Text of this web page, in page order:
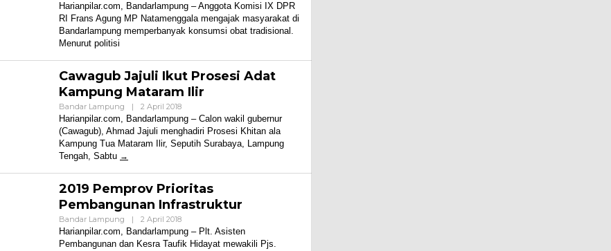
Harian
Pilar
Harianpilar.com, Bandarlampung – Anggota Komisi IX DPR
RI Frans Agung MP Natamenggala mengajak masyarakat di
Bandarlampung memperbanyak konsumsi obat tradisional.
Menurut politisi
Cawagub Jajuli Ikut Prosesi Adat
Kampung Mataram Ilir
Bandar Lampung | 2 April 2018Oleh
Harian
Pilar
Harianpilar.com, Bandarlampung – Calon wakil gubernur
(Cawagub), Ahmad Jajuli menghadiri Prosesi Khitan ala
Kampung Tua Mataram Ilir, Seputih Surabaya, Lampung
Tengah, Sabtu
2019 Pemprov Prioritas
Pembangunan Infrastruktur
Bandar Lampung | 2 April 2018Oleh
Harian
Pilar
Harianpilar.com, Bandarlampung – Plt. Asisten
Pembangunan dan Kesra Taufik Hidayat mewakili Pjs.